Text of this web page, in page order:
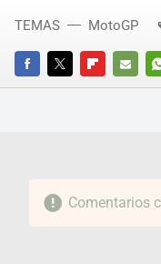
FACEBOOKTWITTERFLIPBOARD
E-
TEMAS MotoGP
Comentarios